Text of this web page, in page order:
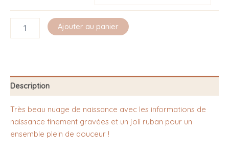
Ajouter au panier
Description
Très beau nuage de naissance avec les informations de
naissance finement gravées et un joli ruban pour un
ensemble plein de douceur !